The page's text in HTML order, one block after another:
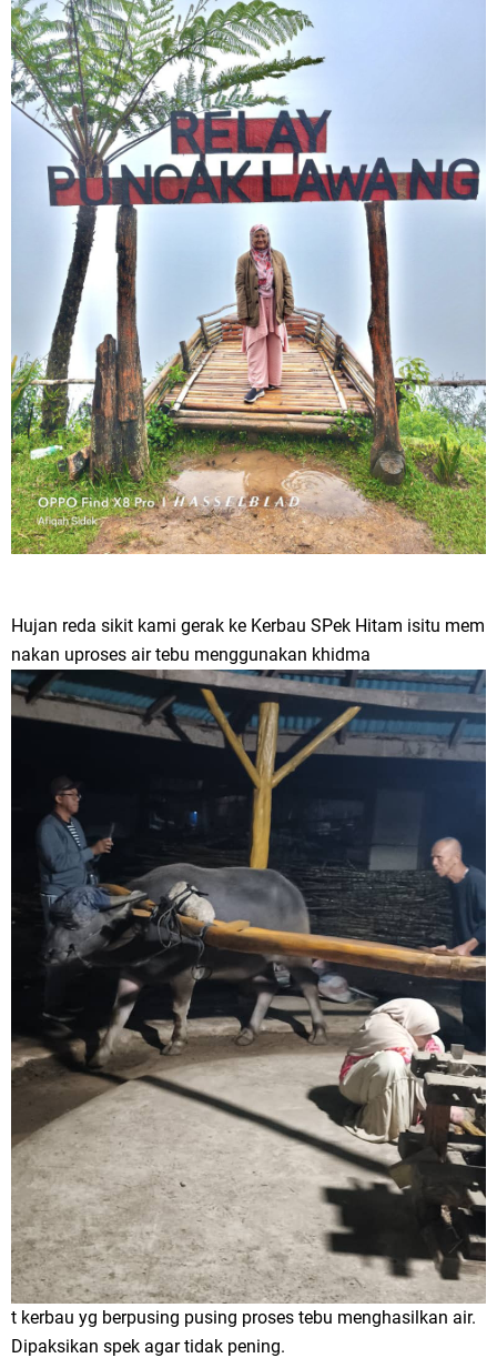
Hujan reda sikit kami gerak ke Kerbau SPek Hitam isitu mem
nakan uproses air tebu menggunakan khidma
t kerbau yg berpusing pusing proses tebu menghasilkan air.
Dipaksikan spek agar tidak pening.